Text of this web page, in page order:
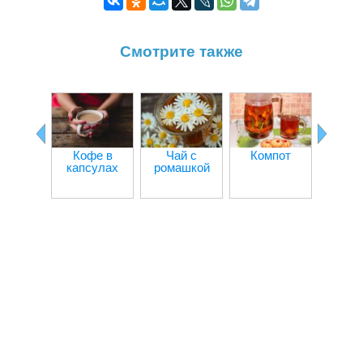
Смотрите также
Кофе в
капсулах
Чай с
ромашкой
Компот